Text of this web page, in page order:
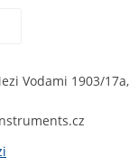
Vodami 1903/17a,